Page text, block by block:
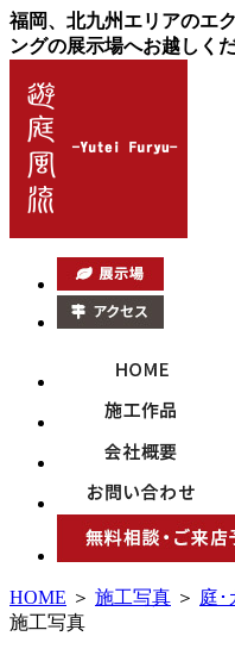
福岡、北九州エリアのエ
ングの展示場へお越しくだ
HOME ＞ 施工写真 ＞ 庭･
施工写真